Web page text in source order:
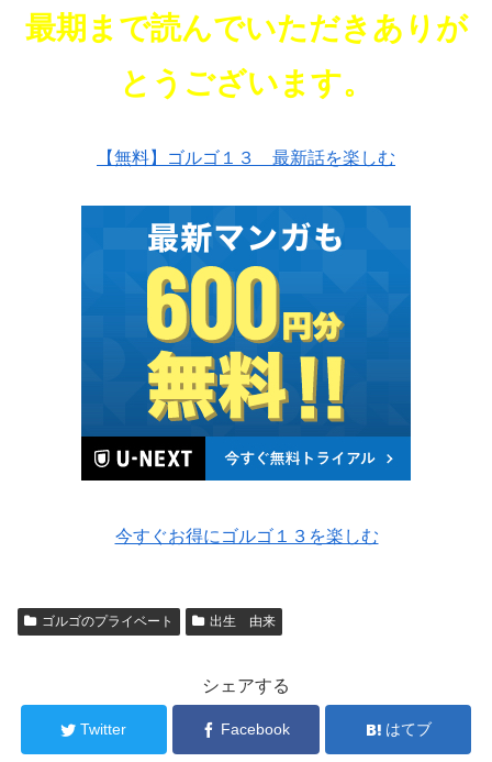
最期まで読んでいただきありが
とうございます。
【無料】ゴルゴ１３ 最新話を楽しむ
今すぐお得にゴルゴ１３を楽しむ
ゴルゴのプライベート 出生 由来
シェアする
Twitter Facebook はてブ